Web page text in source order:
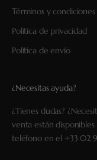
Términos y condiciones
Política de privacidad
Política de envío
¿Necesitas ayuda?
¿Tienes dudas?
venta están
teléfono en el +33 02